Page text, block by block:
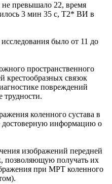
не превышало 22, время
3 мин 35 с, Т2* ВИ в
было от 11 до
пространственного
крестообразных связок
повреждений
трудности.
коленного сустава в
информацию о
изображений передней
позволяющую получать их
при МРТ коленного